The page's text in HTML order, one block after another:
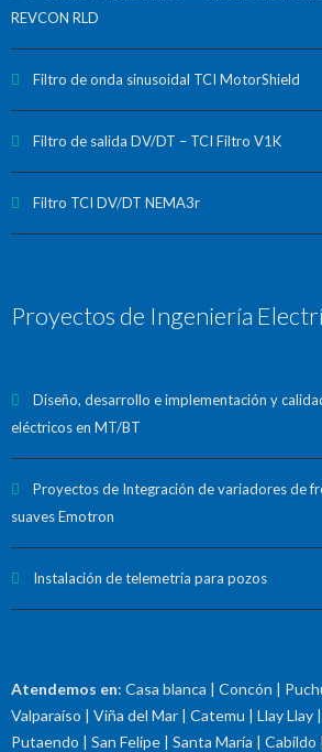
REVCON RLD
Filtro de onda sinusoidal TCI MotorShield
Filtro de salida DV/DT – TCI Filtro V1K
Filtro TCI DV/DT NEMA3r
Proyectos de Ingeniería
Diseño, desarrollo e implementación y
eléctricos en MT/BT
Proyectos de Integración de variadores de
suaves Emotron
Instalación de telemetría para pozos
Atendemos en: Casa blanca | Concón |
Valparaíso | Viña del Mar | Catemu | Llay Llay
Putaendo | San Felipe | Santa María | Cabildo